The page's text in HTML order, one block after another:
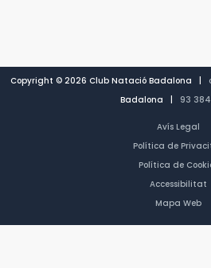
Copyright © 2026 Club Natació Badalona |
Badalona | 93
Avís Legal
Política de
Política de
Accessibilitat
Mapa Web